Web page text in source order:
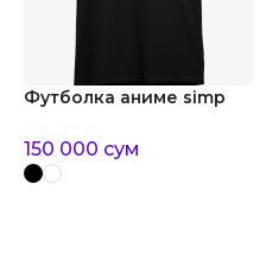
Футболка аниме simp
150 000 сум